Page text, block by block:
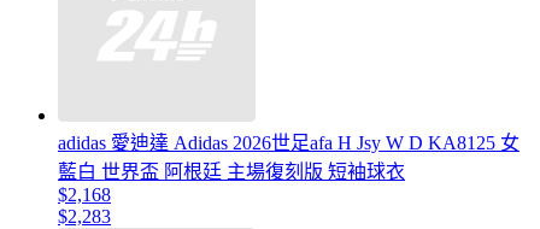
adidas 愛迪達 Adidas 2026世足afa H Jsy W D KA8125 女
藍白 世界盃 阿根廷 主場復刻版 短袖球衣
$2,168
$2,283